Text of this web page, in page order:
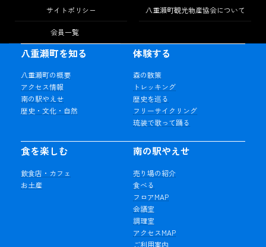
サイトポリシー 八重瀬町観光物産協会について
会員一覧
八重瀬町を知る
八重瀬町の概要
アクセス情報
南の駅やえせ
歴史・文化・自然
体験する
森の散策
トレッキング
歴史を巡る
フリーサイクリング
琉装で歌って踊る
食を楽しむ
飲食店・カフェ
お土産
南の駅やえせ
売り場の紹介
食べる
フロアMAP
会議室
調理室
アクセスMAP
ご利用案内